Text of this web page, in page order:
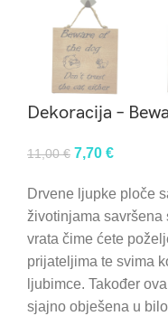
Dekoracija –
11,00€ Original
was:
11,00 €.
7,70 €Current
is:
7,70 €.
Drvene ljupke ploče
životinjama savršena
vrata čime ćete
prijateljima te svima
ljubimce. Također
sjajno obješena u